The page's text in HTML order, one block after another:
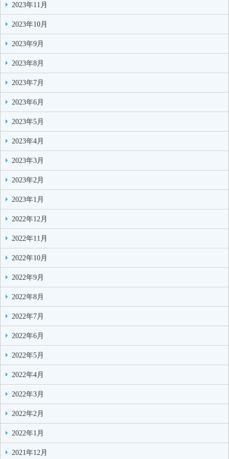
2023年11月
2023年10月
2023年9月
2023年8月
2023年7月
2023年6月
2023年5月
2023年4月
2023年3月
2023年2月
2023年1月
2022年12月
2022年11月
2022年10月
2022年9月
2022年8月
2022年7月
2022年6月
2022年5月
2022年4月
2022年3月
2022年2月
2022年1月
2021年12月